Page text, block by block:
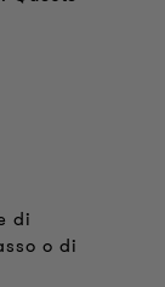
di
o di